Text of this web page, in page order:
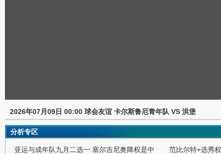
2026年07月09日 00:00 球会友谊 卡尔斯鲁厄青年队 VS 洪堡
分析专区
亚运与成年队九月二选一 塞尔吉尼奥降权是中
范比尔特+选秀